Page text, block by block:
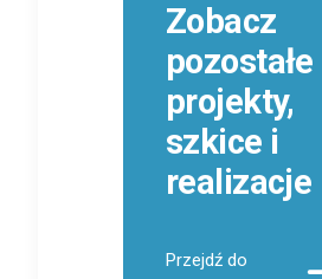
Zobacz
pozostałe
projekty,
szkice i
realizacje
Przejdź do